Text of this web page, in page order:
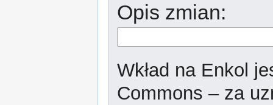
Opis zmian:
Wkład na Enkol
Commons – za